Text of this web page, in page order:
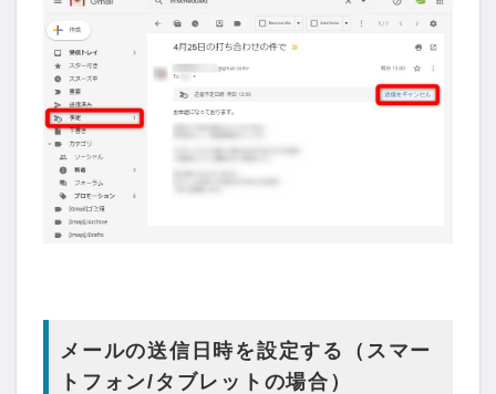
メールの送信日時を設定する（スマー
トフォン/タブレットの場合）